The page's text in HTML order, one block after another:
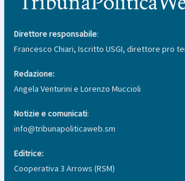
Direttore responsabile:
Francesco Chiari, Iscritto USGI, direttore pro
Redazione:
Angela Venturini e Lorenzo Muccioli
Notizie e comunicati:
info@tribunapoliticaweb.sm
Editrice:
Cooperativa 3 Arrows (RSM)